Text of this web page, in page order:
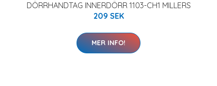
DÖRRHANDTAG INNERDÖRR 1103-CH1 MILLERS
209 SEK
MER INFO!